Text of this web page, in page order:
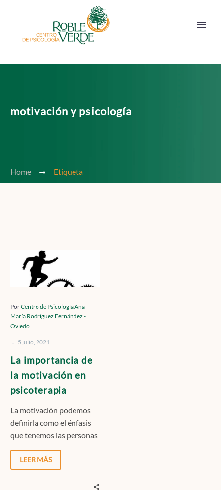
Localízanos
motivación y psicología
Home Etiqueta
La
de
motivación
en
PorCentro de Psicología Ana
María Rodríguez Fernández -
Oviedo
- 5 julio, 2021
La importancia de
la motivación en
psicoterapia
La motivación podemos
definirla como el énfasis
que tenemos las personas
medio para satisfacer una
necesidad.
LEER MÁS